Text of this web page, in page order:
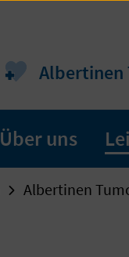
Albertinen
Über uns
Albertinen